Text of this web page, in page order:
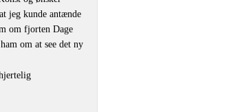
jeg kunde antænde
om fjorten Dage
om at see det ny